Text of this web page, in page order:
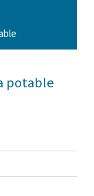
potable